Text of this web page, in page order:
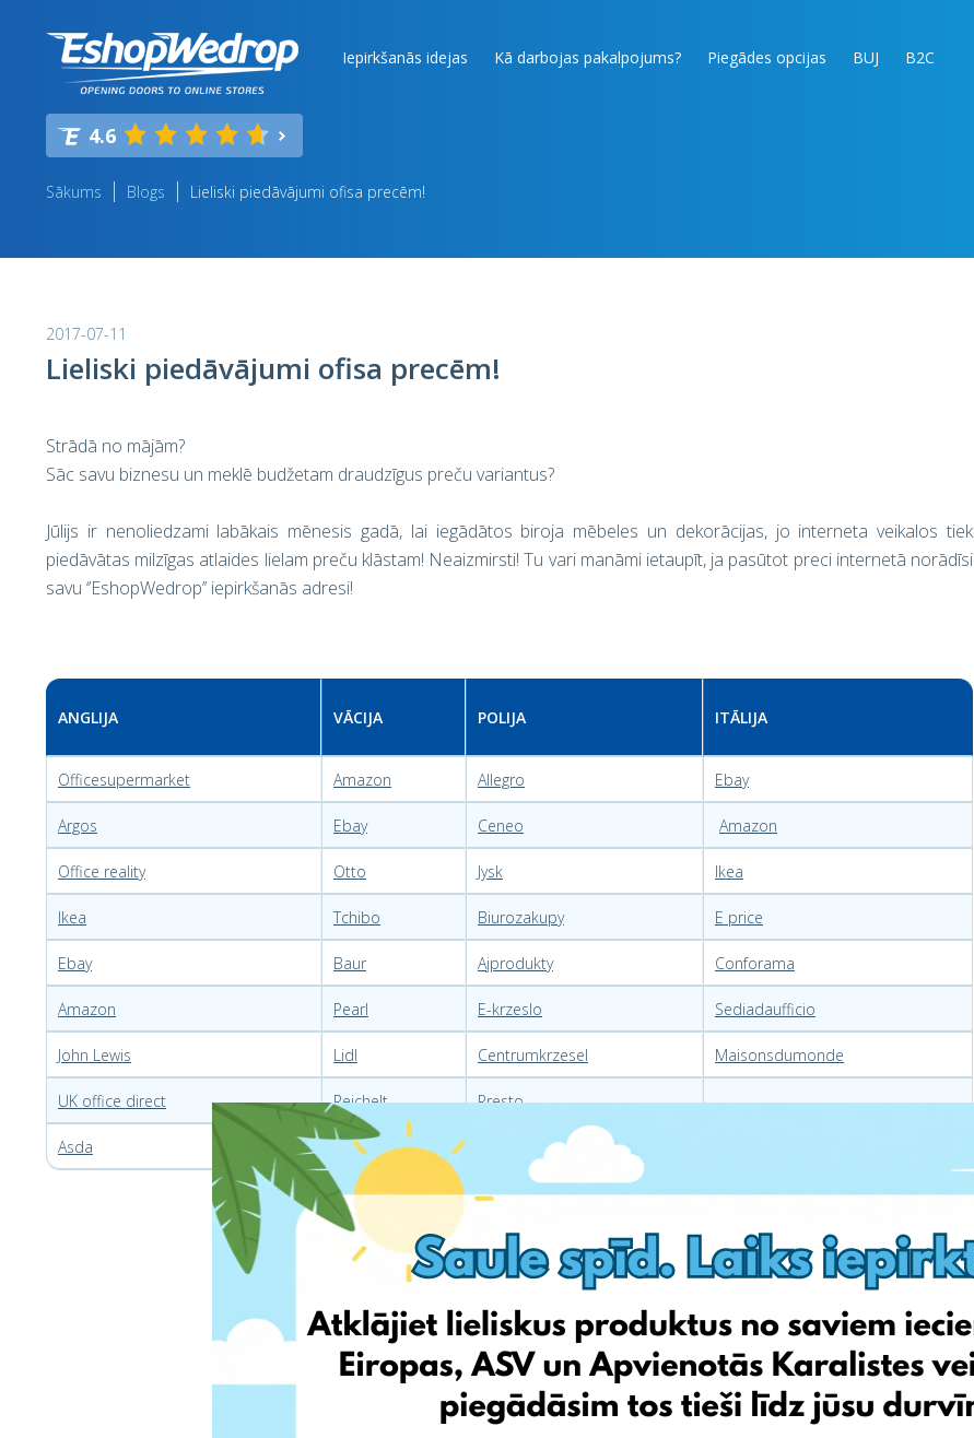
Iepirkšanās idejas Kā darbojas pakalpojums? Piegādes opcijas BUJ B2C
4.6
Sākums Blogs Lieliski piedāvājumi ofisa precēm!
2017-07-11
Lieliski piedāvājumi ofisa precēm!
Strādā no mājām?
Sāc savu biznesu un meklē budžetam draudzīgus preču variantus?
Jūlijs ir nenoliedzami labākais mēnesis gadā, lai iegādātos biroja mēbeles un dekorācijas, jo interneta veikalos tiek
piedāvātas milzīgas atlaides lielam preču klāstam! Neaizmirsti! Tu vari manāmi ietaupīt, ja pasūtot preci internetā norādīsi
savu ‘’EshopWedrop’’ iepirkšanās adresi!
ANGLIJA VĀCIJA POLIJA ITĀLIJA
Officesupermarket Amazon Allegro Ebay
Argos Ebay Ceneo Amazon
Office reality Otto Jysk Ikea
Ikea Tchibo Biurozakupy E price
Ebay Baur Ajprodukty Conforama
Amazon Pearl E-krzeslo Sediadaufficio
John Lewis Lidl Centrumkrzesel Maisonsdumonde
UK office direct Reichelt Presto
Asda Schwab